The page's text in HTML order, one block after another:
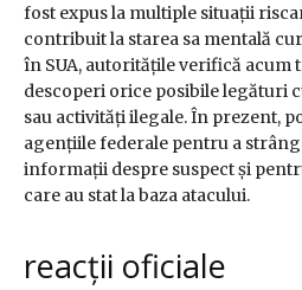
fost expus la multiple situații
contribuit la starea sa mentală
în SUA, autoritățile verifică acum
descoperi orice posibile legături
sau activități ilegale. În prezent,
agențiile federale pentru a
informații despre suspect și
care au stat la baza atacului.
reacții oficiale